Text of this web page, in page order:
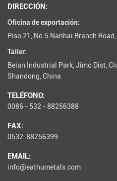
DIRECCIÓN:
Oficina de exportación:
Piso 21, No.5 Nanhai Branch
Taller:
Beian Industrial Park, Jimo Dist,
Shandong, China
TELÉFONO:
0086 - 532 - 88256388
FAX:
0532-88256399
EMAIL:
info@eathumetals.com